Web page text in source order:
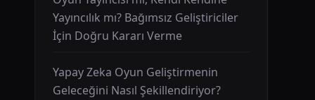
Yayıncılık mı? Bağımsız Geliştiriciler
İçin Doğru Kararı Verme
Yapay Zeka Oyun Geliştirmenin
Geleceğini Nasıl Şekillendiriyor?